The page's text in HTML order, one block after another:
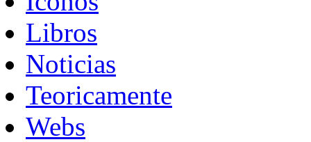
Libros
Noticias
Teoricamente
Webs